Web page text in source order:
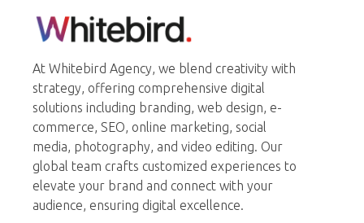
At Whitebird Agency, we blend creativity with
strategy, offering comprehensive digital
solutions including branding, web design, e-
commerce, SEO, online marketing, social
media, photography, and video editing. Our
global team crafts customized experiences to
elevate your brand and connect with your
audience, ensuring digital excellence.